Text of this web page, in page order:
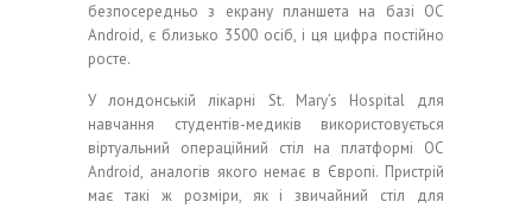
безпосередньо з екрану планшета на базі ОС
Android, є близько 3500 осіб, і ця цифра постійно
росте.
У лондонській лікарні St. Mary’s Hospital для
навчання студентів-медиків використовується
віртуальний операційний стіл на платформі ОС
Android, аналогів якого немає в Європі. Пристрій
має такі ж розміри, як і звичайний стіл для